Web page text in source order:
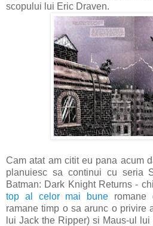
scopului lui Eric Draven.
Cam atat am citit eu pana acum
planuiesc sa continui cu seria
Batman: Dark Knight Returns -
top al celor mai bune romane
ramane timp o sa arunc o privire
lui Jack the Ripper) si Maus-ul